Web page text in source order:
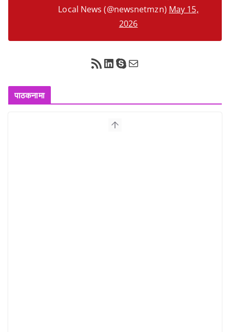
Local News (@newsnetmzn) May 15,
2026
RSS Feed LinkedIn Skype Mail
पाठकनामा